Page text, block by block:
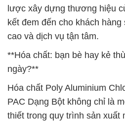
lược xây dựng thương hiệu
kết đem đến cho khách
cao và dịch vụ tận tâm.
**Hóa chất: bạn bè hay kẻ
ngày?**
Hóa chất Poly Aluminium
PAC Dạng Bột không chỉ là
thiết trong quy trình sản xuất